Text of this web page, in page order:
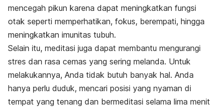
mencegah pikun karena dapat meningkatkan fungsi
otak seperti memperhatikan, fokus, berempati, hingga
meningkatkan imunitas tubuh.
Selain itu, meditasi juga dapat membantu mengurangi
stres dan rasa cemas yang sering melanda. Untuk
melakukannya, Anda tidak butuh banyak hal. Anda
hanya perlu duduk, mencari posisi yang nyaman di
tempat yang tenang dan bermeditasi selama lima menit